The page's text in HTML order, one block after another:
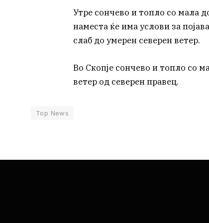
Утре сончево и топло со мала
наместа ќе има услови за
слаб до умерен северен ветер.
Во Скопје сончево и топло со
ветер од северен правец.
Top News